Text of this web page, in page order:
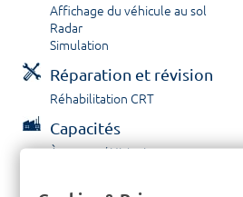
Affichage du véhicule au sol
Radar
Simulation
Réparation et révision
Réhabilitation CRT
Capacités
À propos / Historique